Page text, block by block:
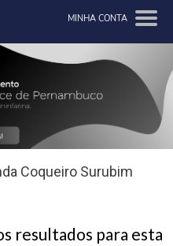
MINHA CONTA
Coqueiro Surubim
resultados para esta